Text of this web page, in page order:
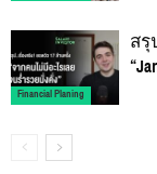
Financial Planing
สรุ